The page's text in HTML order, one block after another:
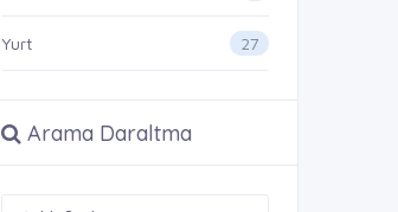
Yurt 27
Arama Daraltma